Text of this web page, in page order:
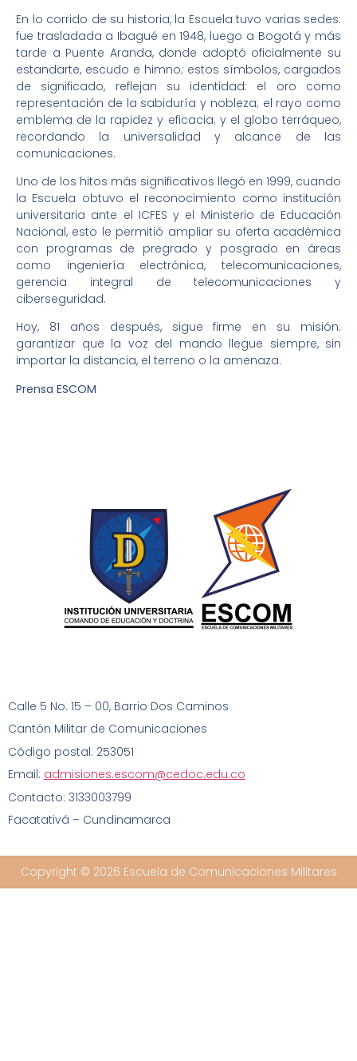
En lo corrido de su historia, la Escuela tuvo varias sedes:
fue trasladada a Ibagué en 1948, luego a Bogotá y más
tarde a Puente Aranda, donde adoptó oficialmente su
estandarte, escudo e himno; estos símbolos, cargados
de significado, reflejan su identidad: el oro como
representación de la sabiduría y nobleza; el rayo como
emblema de la rapidez y eficacia; y el globo terráqueo,
recordando la universalidad y alcance de las
comunicaciones.
Uno de los hitos más significativos llegó en 1999, cuando
la Escuela obtuvo el reconocimiento como institución
universitaria ante el ICFES y el Ministerio de Educación
Nacional, esto le permitió ampliar su oferta académica
con programas de pregrado y posgrado en áreas
como ingeniería electrónica, telecomunicaciones,
gerencia integral de telecomunicaciones y
ciberseguridad.
Hoy, 81 años después, sigue firme en su misión:
garantizar que la voz del mando llegue siempre, sin
importar la distancia, el terreno o la amenaza.
Prensa ESCOM
Calle 5 No. 15 – 00, Barrio Dos Caminos
Cantón Militar de Comunicaciones
Código postal: 253051
Email: admisiones.escom@cedoc.edu.co
Contacto: 3133003799
Facatativá – Cundinamarca
Copyright © 2026 Escuela de Comunicaciones Militares